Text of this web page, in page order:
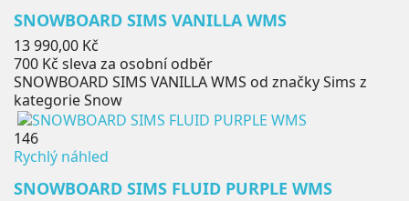
SNOWBOARD SIMS VANILLA WMS
Cena
13 990,00 Kč
700 Kč sleva za osobní odběr
SNOWBOARD SIMS VANILLA WMS od značky Sims z
kategorie Snow
146
Rychlý náhled
SNOWBOARD SIMS FLUID PURPLE WMS